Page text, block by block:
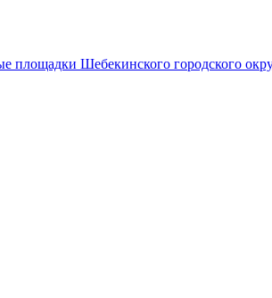
площадки Шебекинского городского